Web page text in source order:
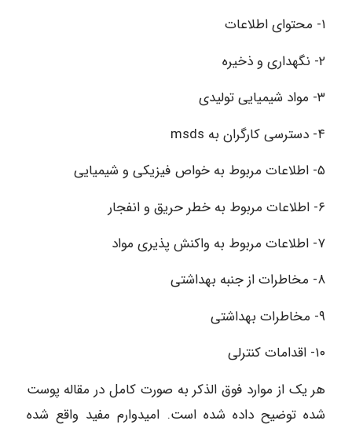
۱- محتوای اطلاعات
۲- نگهداری و ذخیره
۳- مواد شیمیایی تولیدی
۴- دسترسی کارگران به msds
۵- اطلاعات مربوط به خواص فیزیکی و شیمیایی
۶- اطلاعات مربوط به خطر حریق و انفجار
۷- اطلاعات مربوط به واکنش پذیری مواد
۸- مخاطرات از جنبه بهداشتی
۹- مخاطرات بهداشتی
۱۰- اقدامات کنترلی
هر یک از موارد فوق الذکر به صورت کامل در مقاله پوست
شده توضیح داده شده است. امیدوارم مفید واقع شده